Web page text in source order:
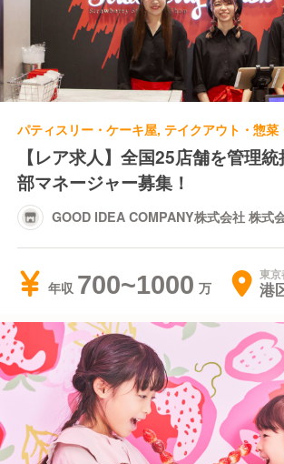
【レア求人】全国25店舗を管理
部マネージャー募集！
GOOD IDEA COMPANY株式会社 株式
年収 700~1000 東京
港